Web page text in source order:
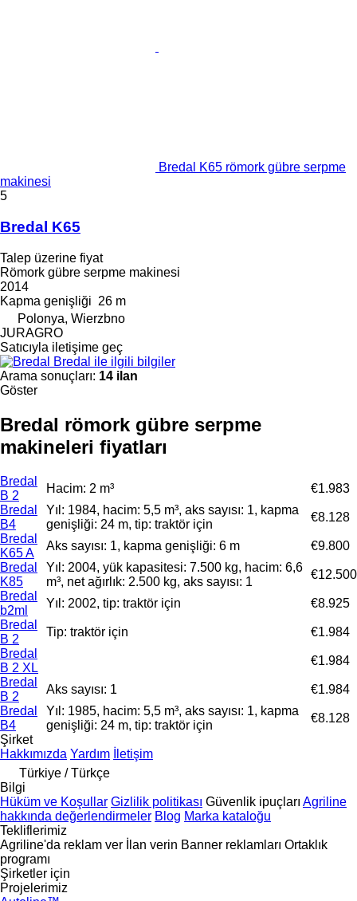
Bredal K65 römork gübre serpme
makinesi
5
Bredal K65
Talep üzerine fiyat
Römork gübre serpme makinesi
2014
Kapma genişliği 26 m
Polonya, Wierzbno
JURAGRO
Satıcıyla iletişime geç
Bredal ile ilgili bilgiler
Arama sonuçları: 14 ilan
Göster
Bredal römork gübre serpme
makineleri fiyatları
Bredal
B 2
Hacim: 2 m³
€1.983
Bredal
B4
Yıl: 1984, hacim: 5,5 m³, aks sayısı: 1, kapma
genişliği: 24 m, tip: traktör için
€8.128
Bredal
K65 A
Aks sayısı: 1, kapma genişliği: 6 m
€9.800
Bredal
K85
Yıl: 2004, yük kapasitesi: 7.500 kg, hacim: 6,6
m³, net ağırlık: 2.500 kg, aks sayısı: 1
€12.500
Bredal
b2ml
Yıl: 2002, tip: traktör için
€8.925
Bredal
B 2
Tip: traktör için
€1.984
Bredal
B 2 XL
€1.984
Bredal
B 2
Aks sayısı: 1
€1.984
Bredal
B4
Yıl: 1985, hacim: 5,5 m³, aks sayısı: 1, kapma
genişliği: 24 m, tip: traktör için
€8.128
Şirket
Hakkımızda Yardım
İletişim
Türkiye / Türkçe
Bilgi
Hüküm ve Koşullar Gizlilik politikası Güvenlik ipuçları Agriline
hakkında değerlendirmeler Blog Marka kataloğu
Tekliflerimiz
Agriline'da reklam ver
İlan verin Banner reklamları Ortaklık
programı
Şirketler için
Projelerimiz